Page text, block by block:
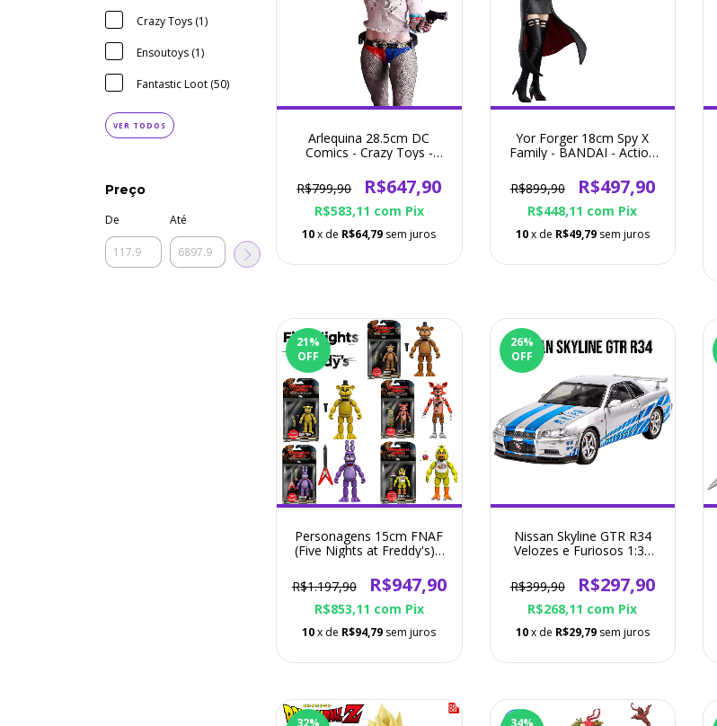
Crazy Toys (1)
Ensoutoys (1)
Fantastic Loot (50)
VER TODOS
Preço
De Até
Arlequina 28.5cm DC
Comics - Crazy Toys -
R$799,90
R$647,90
R$583,11 com Pix
10x de R$64,79 sem juros
Yor Forger 18cm Spy X
Family - BANDAI - Action
R$899,90
R$497,90
R$448,11 com Pix
10x de R$49,79 sem juros
21%
OFF
Personagens 15cm FNAF
(Five Nights at Freddy's) -
R$1.197,90
R$947,90
R$853,11 com Pix
10x de R$94,79 sem juros
26%
OFF
Nissan Skyline GTR R34
Velozes e Furiosos 1:32
R$399,90
R$297,90
R$268,11 com Pix
10x de R$29,79 sem juros
32%
34%